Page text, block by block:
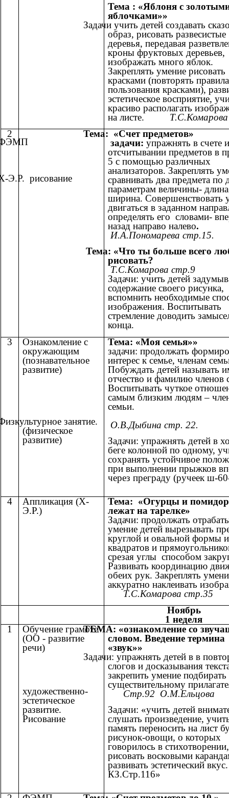
Тема : «Яблоня с
яблочками»»
Задачи учить детей создавать
образ, рисовать развесистые
деревья, передавая
кроны фруктовых деревьев,
изображать много яблок.
Закреплять умение рисовать
красками (повторять правила
пользования красками),
эстетическое восприятие,
красиво располагать
на листе.
2
Э.Р. рисование
Тема: «Счет предметов»
задачи: упражнять в счете и
отсчитывании предметов в
5 с помощью различных
анализаторов. Закреплять
сравнивать два предмета по
параметрам величины-
ширина. Совершенствовать
двигаться в заданном
определять его словами-
назад направо налево.
И.А.Пономарева стр.15.
Тема: «Что ты больше всего
рисовать?
Т.С.Комарова стр.9
Задачи: учить детей
содержание своего рисунка,
вспомнить необходимые
изображения. Воспитывать
стремление доводить
конца.
3
Ознакомление с
окружающим
(познавательное
развитие)
занятие.
(физическое
развитие)
Тема: «Моя семья»»
задачи: продолжать
интерес к семье, членам
Побуждать детей называть
отчество и фамилию членов
Воспитывать чуткое
самым близким людям –
семьи.
О.В.Дыбина стр. 22.
Задачи: упражнять детей в
беге колонной по одному,
сохранять устойчивое
при выполнении прыжков
через преграду (ручеек ш-
4
Аппликация (Х-
Э.Р.)
Тема: «Огурцы и
лежат на тарелке»
Задачи: продолжать
умение детей вырезывать
круглой и овальной формы
квадратов и
срезая углы способом
Развивать координацию
обеих рук. Закреплять
аккуратно наклеивать
Т.С.Комарова стр.35
Ноябрь
1 неделя
1
Обучение грамоте
(ОО - развитие
речи)
художественно-
эстетическое
развитие.
Рисование
ТЕМА: «ознакомление со
словом. Введение термина
«звук»»
Задачи: упражнять детей в в
слогов и досказывания
закрепить умение подбирать
существительному
Стр.92 О.М.Ельцова
Задачи: «учить детей
слушать произведение,
память переносить на лист
рисунок-овощи, о которых
говорилось в
рисовать восковыми
развивать эстетический вкус.
КЗ.Стр.116»